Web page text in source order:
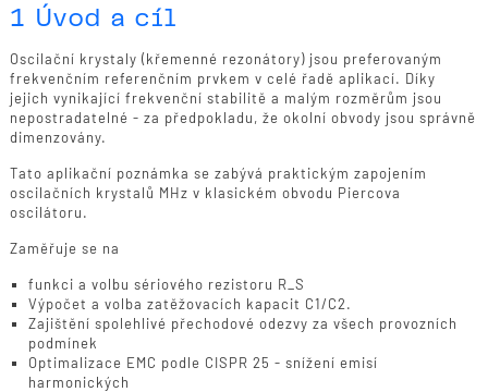
1 Úvod a cíl
Oscilační krystaly (křemenné rezonátory) jsou preferovaným
frekvenčním referenčním prvkem v celé řadě aplikací. Díky
jejich vynikající frekvenční stabilitě a malým rozměrům jsou
nepostradatelné - za předpokladu, že okolní obvody jsou správně
dimenzovány.
Tato aplikační poznámka se zabývá praktickým zapojením
oscilačních krystalů MHz v klasickém obvodu Piercova
oscilátoru.
Zaměřuje se na
funkci a volbu sériového rezistoru R_S
Výpočet a volba zatěžovacích kapacit C1/C2.
Zajištění spolehlivé přechodové odezvy za všech provozních
podmínek
Optimalizace EMC podle CISPR 25 - snížení emisí
harmonických